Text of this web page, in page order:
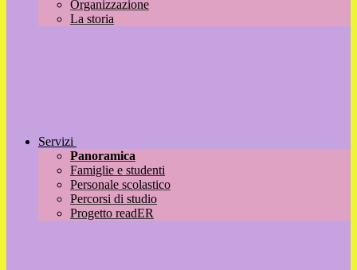
Organizzazione
La storia
Servizi
Panoramica
Famiglie e studenti
Personale scolastico
Percorsi di studio
Progetto readER